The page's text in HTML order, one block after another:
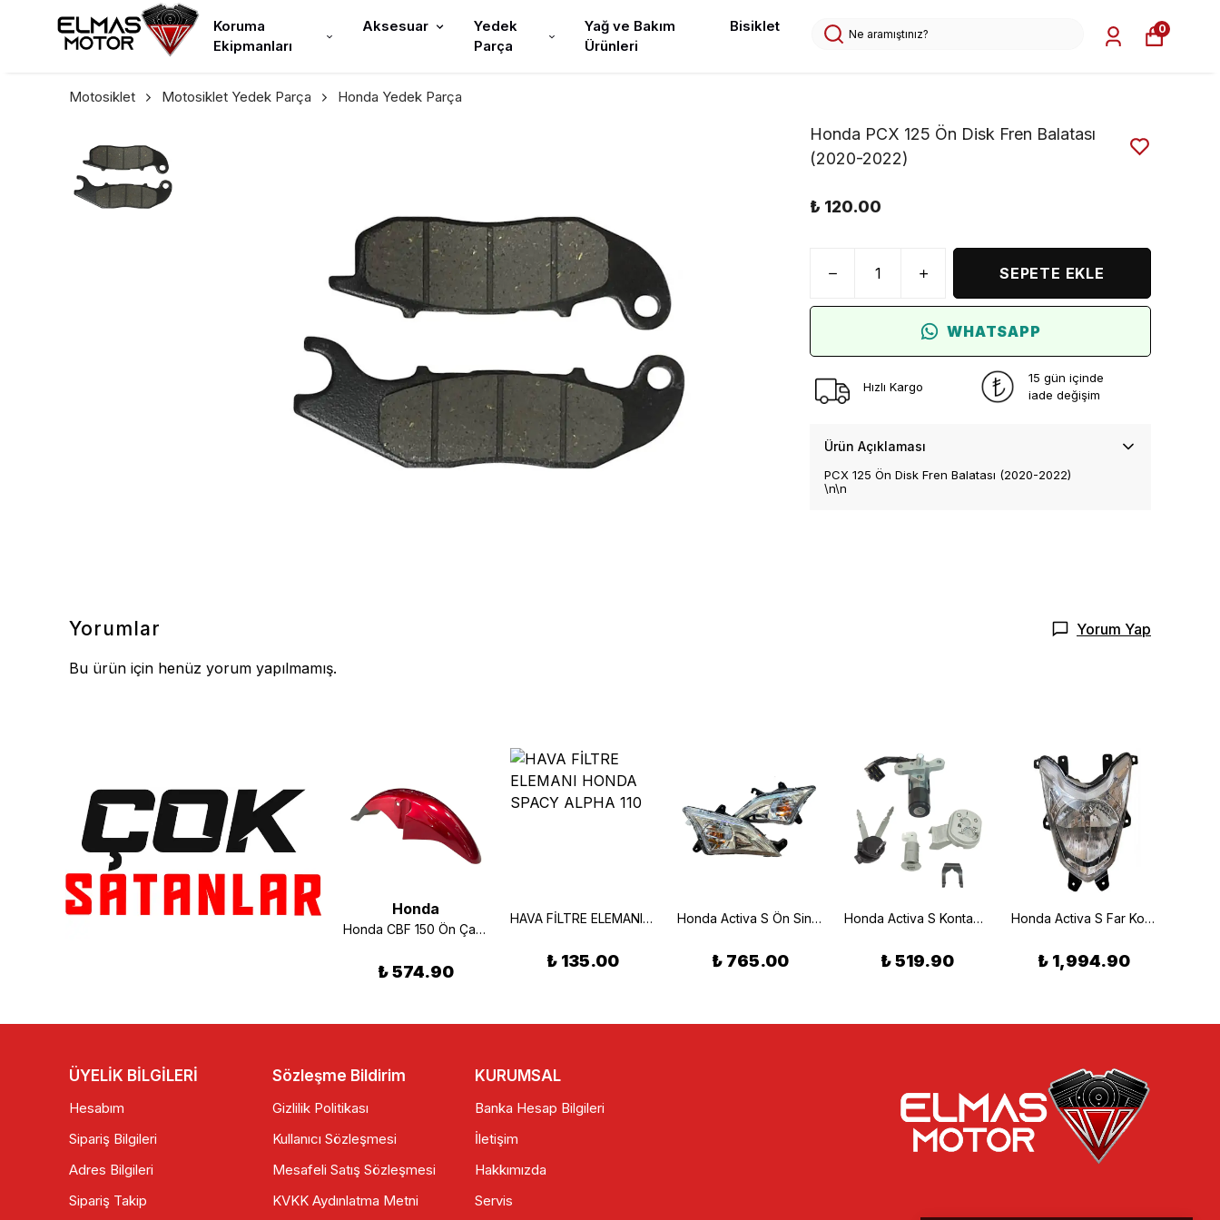
Koruma
Ekipmanları
Aksesuar
Yedek
Parça
Yağ ve Bakım
Ürünleri
Bisiklet 0
Motosiklet Motosiklet Yedek Parça Honda Yedek Parça
Honda PCX 125 Ön Disk Fren Balatası
(2020-2022)
₺ 120.00
SEPETE EKLE
WHATSAPP
Hızlı Kargo
15 gün içinde
iade değişim
Ürün Açıklaması
PCX 125 Ön Disk Fren Balatası (2020-2022)
\n\n
Yorumlar Yorum Yap
Bu ürün için henüz yorum yapılmamış.
NGK IMR9C-9H Iridium Buji (CBR 1000RR/CBR 600RR/CBR 600F/CBR 1100XX Blackbird) Honda Alpha Ön Sol Sinyal
Honda
Honda CBF 150 Ön Çamurluk Kırmızı
₺ 574.90
HAVA FİLTRE ELEMANI HONDA SPACY ALPHA 110
₺ 135.00
Honda Activa S Ön Sinyal Takımı
₺ 765.00
Honda Activa S Kontak Seti
₺ 519.90
Honda Activa S Far Komple
₺ 1,994.90
ÜYELİK BİLGİLERİ
Hesabım
Sipariş Bilgileri
Adres Bilgileri
Sipariş Takip
Sözleşme Bildirim
Gizlilik Politikası
Kullanıcı Sözleşmesi
Mesafeli Satış Sözleşmesi
KVKK Aydınlatma Metni
KURUMSAL
Banka Hesap Bilgileri
İletişim
Hakkımızda
Servis